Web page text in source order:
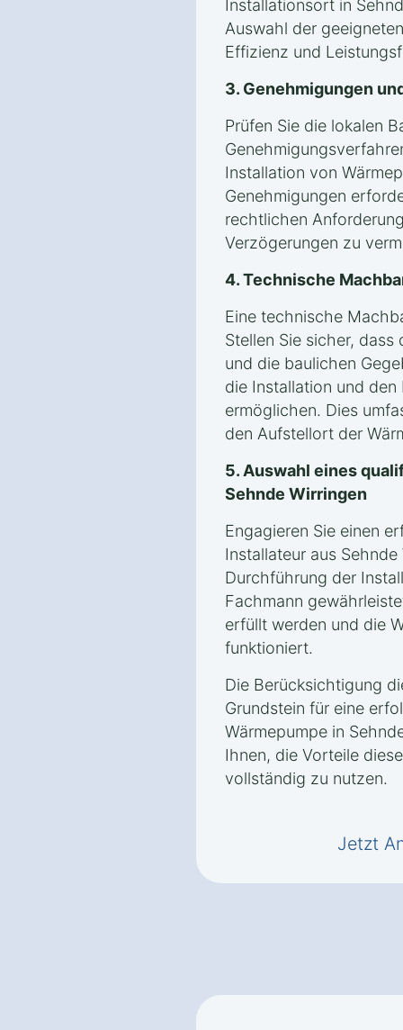
Installationsort in
Auswahl der
Effizienz und
3. Genehmigungen
Prüfen Sie die lokalen
Installation von
Genehmigungen
rechtlichen
Verzögerungen zu
4. Technische
Eine technische
Stellen Sie sicher,
und die baulichen
die Installation und den
ermöglichen. Dies
den Aufstellort der
5. Auswahl eines
Sehnde Wirringen
Engagieren Sie einen
Installateur aus
Durchführung der
Fachmann
erfüllt werden und die
funktioniert.
Die Berücksichtigung
Grundstein für eine
Wärmepumpe in
Ihnen, die Vorteile
vollständig zu nutzen.
Jetzt